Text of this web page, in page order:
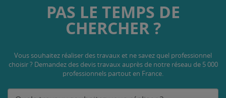
PAS LE TEMPS DE
CHERCHER ?
Vous souhaitez réaliser des travaux et ne savez quel professionnel
choisir ? Demandez des devis travaux auprès de notre réseau de 5 000
professionnels partout en France.